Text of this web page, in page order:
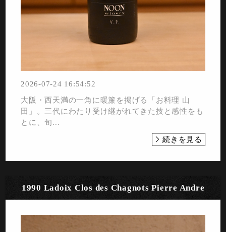
2026-07-24 16:54:52
大阪・西天満の一角に暖簾を掲げる「お料理 山
田」。三代にわたり受け継がれてきた技と感性をも
とに、旬...
続きを見る
1990 Ladoix Clos des Chagnots Pierre Andre